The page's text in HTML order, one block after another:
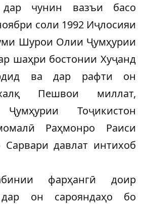
дар чунин вазъи басо
соли 1992 Иҷлосияи
Шурои Олии Ҷумҳурии
шаҳри бостонии Хуҷанд
ва дар рафти он
Пешвои миллат,
Ҷумҳурии Тоҷикистон
Раҳмонро Раиси
давлат интихоб
фарҳангӣ доир
он сарояндаҳо бо